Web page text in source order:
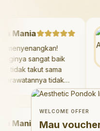
Mania
menyenangkan!
giginya sangat baik
saya tidak takut sama
Perawatannya tidak
dan saya bisa bermain
suka pergi ke dokter
sekarang!
Welcome Offer
Mau voucher diskon
WELCOME OFFER
Mau